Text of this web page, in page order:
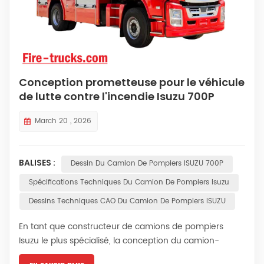
Conception prometteuse pour le véhicule
de lutte contre l'incendie Isuzu 700P
March 20 , 2026
BALISES :
Dessin Du Camion De Pompiers ISUZU 700P
Spécifications Techniques Du Camion De Pompiers Isuzu
Dessins Techniques CAO Du Camion De Pompiers ISUZU
En tant que constructeur de camions de pompiers
Isuzu le plus spécialisé, la conception du camion-
citerne Isuzu NPR repose sur l'intégration d'un système